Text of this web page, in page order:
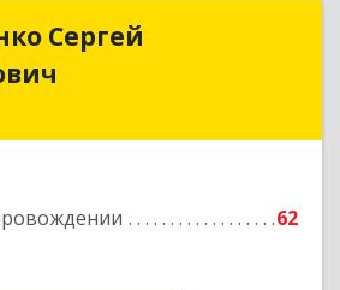
Сергей
62
Колиденко Сергей